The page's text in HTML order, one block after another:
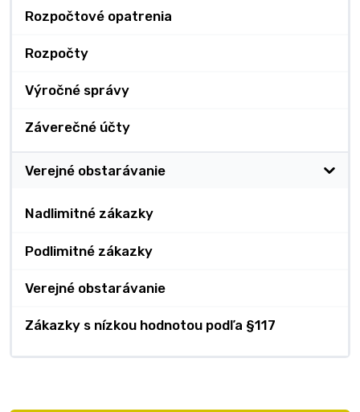
Rozpočtové opatrenia
Rozpočty
Výročné správy
Záverečné účty
Verejné obstarávanie
Nadlimitné zákazky
Podlimitné zákazky
Verejné obstarávanie
Zákazky s nízkou hodnotou podľa §117